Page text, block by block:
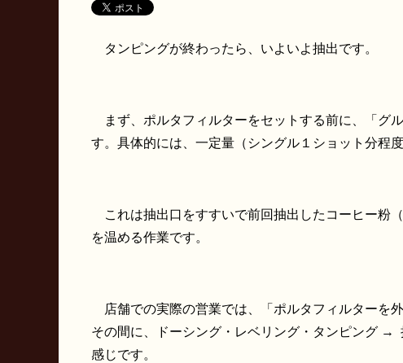
タンピングが終わったら、いよいよ抽出です。
まず、ポルタフィルターをセットする前に、「グ
す。具体的には、一定量（シングル１ショット分程
これは抽出口をすすいで前回抽出したコーヒー粉
を温める作業です。
店舗での実際の営業では、「ポルタフィルターを
その間に、ドーシング・レベリング・タンピング →
感じです。